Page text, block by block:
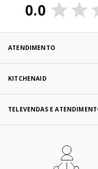
0.0
ATENDIMENTO
KITCHENAID
TELEVENDAS E